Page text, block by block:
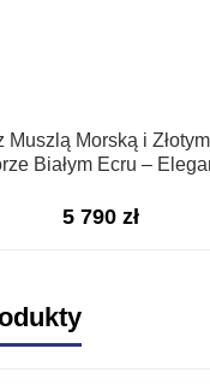
Muszlą Morską i
Białym Ecru –
5 790 zł